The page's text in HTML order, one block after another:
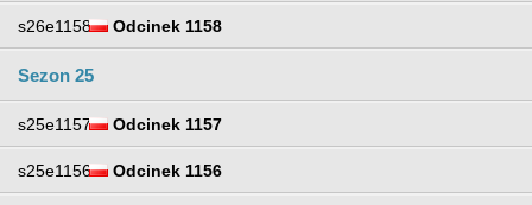
s26e1158 Odcinek 1158
Sezon 25
s25e1157 Odcinek 1157
s25e1156 Odcinek 1156